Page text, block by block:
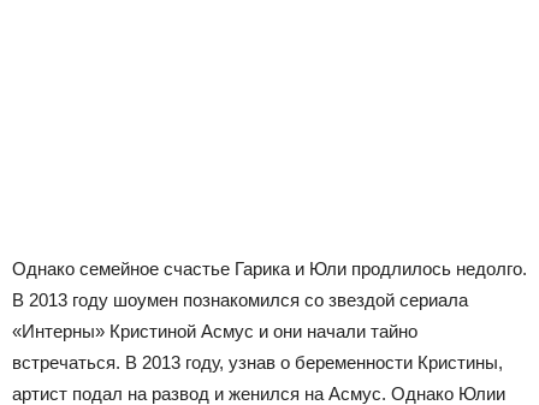
Однако семейное счастье Гарика и Юли продлилось недолго.
В 2013 году шоумен познакомился со звездой сериала
«Интерны» Кристиной Асмус и они начали тайно
встречаться. В 2013 году, узнав о беременности Кристины,
артист подал на развод и женился на Асмус. Однако Юлии